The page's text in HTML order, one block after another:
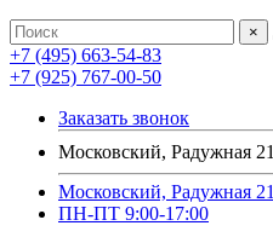
×
+7 (495) 663-54-83
+7 (925) 767-00-50
Заказать звонок
Московский, Радужная 21
Московский, Радужная 21
ПН-ПТ 9:00-17:00